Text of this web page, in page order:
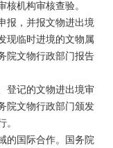
机构审核查验。
，并报文物进出境
现临时进境的文物属
院文物行政部门报告
记的文物进出境审
院文物行政部门颁发
。
国际合作。国务院